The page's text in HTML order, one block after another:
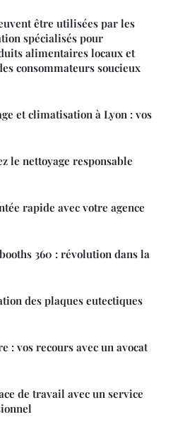
être utilisées par les
spécialisés pour
alimentaires locaux et
consommateurs soucieux
et climatisation à Lyon : vos
le nettoyage responsable
rapide avec votre agence
360 : révolution dans la
des plaques eutectiques
: vos recours avec un avocat
de travail avec un service